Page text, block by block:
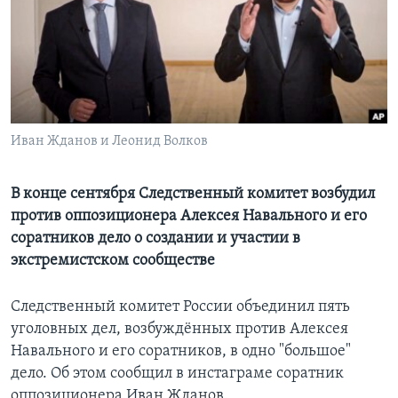
Learning English
СОЦИАЛЬНЫЕ СЕТИ
Иван Жданов и Леонид Волков
В конце сентября Следственный комитет возбудил
против оппозиционера Алексея Навального и его
соратников дело о создании и участии в
экстремистском сообществе
Следственный комитет России объединил пять
уголовных дел, возбуждённых против Алексея
Навального и его соратников, в одно "большое"
дело. Об этом сообщил в инстаграме соратник